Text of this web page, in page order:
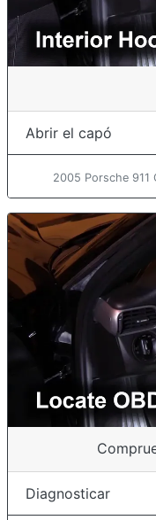
Abrir el capó
2005 Porsche 911
Diagnosticar